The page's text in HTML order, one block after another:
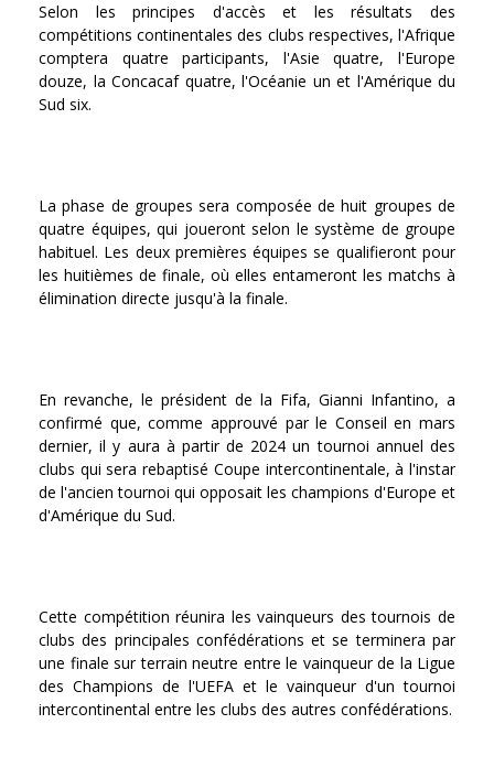
Selon les principes d'accès et les résultats des
compétitions continentales des clubs respectives, l'Afrique
comptera quatre participants, l'Asie quatre, l'Europe
douze, la Concacaf quatre, l'Océanie un et l'Amérique du
Sud six.
La phase de groupes sera composée de huit groupes de
quatre équipes, qui joueront selon le système de groupe
habituel. Les deux premières équipes se qualifieront pour
les huitièmes de finale, où elles entameront les matchs à
élimination directe jusqu'à la finale.
En revanche, le président de la Fifa, Gianni Infantino, a
confirmé que, comme approuvé par le Conseil en mars
dernier, il y aura à partir de 2024 un tournoi annuel des
clubs qui sera rebaptisé Coupe intercontinentale, à l'instar
de l'ancien tournoi qui opposait les champions d'Europe et
d'Amérique du Sud.
Cette compétition réunira les vainqueurs des tournois de
clubs des principales confédérations et se terminera par
une finale sur terrain neutre entre le vainqueur de la Ligue
des Champions de l'UEFA et le vainqueur d'un tournoi
intercontinental entre les clubs des autres confédérations.